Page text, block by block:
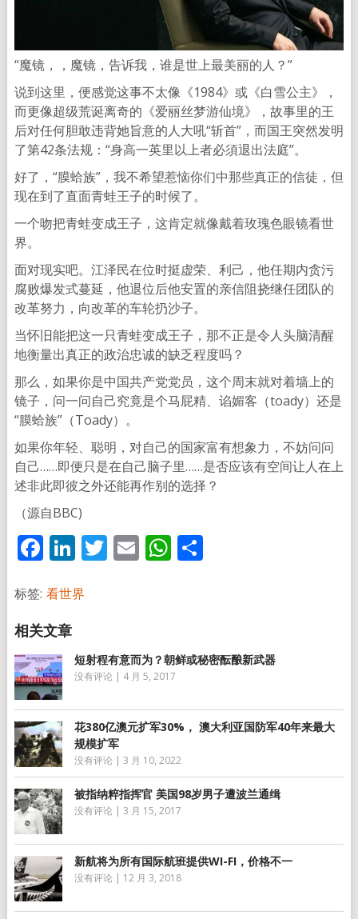
“魔镜，，魔镜，告诉我，谁是世上最美丽的人？”
说到这里，便感觉这事不太像《1984》或《白雪公主》，
而更像超级荒诞离奇的《爱丽丝梦游仙境》，故事里的王
后对任何胆敢违背她旨意的人大吼“斩首”，而国王突然发明
了第42条法规：“身高一英里以上者必須退出法庭”。
好了，“膜蛤族”，我不希望惹恼你们中那些真正的信徒，但
现在到了直面青蛙王子的时候了。
一个吻把青蛙变成王子，这肯定就像戴着玫瑰色眼镜看世
界。
面对现实吧。江泽民在位时挺虚荣、利己，他任期内贪污
腐败爆发式蔓延，他退位后他安置的亲信阻挠继任团队的
改革努力，向改革的车轮扔沙子。
当怀旧能把这一只青蛙变成王子，那不正是令人头脑清醒
地衡量出真正的政治忠诚的缺乏程度吗？
那么，如果你是中国共产党党员，这个周末就对着墙上的
镜子，问一问自己究竟是个马屁精、谄媚客（toady）还是
“膜蛤族”（Toady）。
如果你年轻、聪明，对自己的国家富有想象力，不妨问问
自己……即便只是在自己脑子里……是否应该有空间让人在上
述非此即彼之外还能再作别的选择？
（源自BBC)
Facebook
LinkedIn
Twitter
EmailWhatsApp
分
标签: 看世界
短射程有意而为？朝鲜或秘密酝酿新武器
没有评论 | 4 月 5, 2017
花380亿澳元扩军30%， 澳大利亚国防军40年来最大
规模扩军
没有评论 | 3 月 10, 2022
被指纳粹指挥官 美国98岁男子遭波兰通缉
没有评论 | 3 月 15, 2017
新航将为所有国际航班提供WI-FI，价格不一
没有评论 | 12 月 3, 2018